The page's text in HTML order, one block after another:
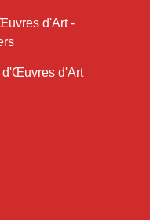
d'Art -
d'Œuvres d'Art